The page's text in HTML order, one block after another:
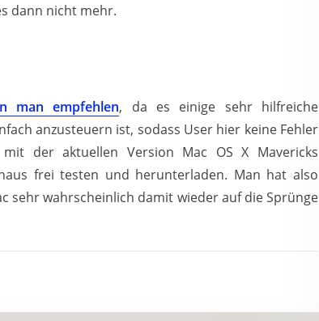
dann nicht mehr.
man empfehlen, da es einige sehr hilfreiche
anzusteuern ist, sodass User hier keine Fehler
der aktuellen Version Mac OS X Mavericks
frei testen und herunterladen. Man hat also
sehr wahrscheinlich damit wieder auf die Sprünge